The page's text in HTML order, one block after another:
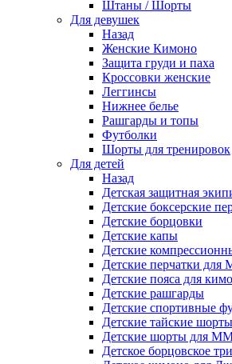
Штаны / Шорты
Для девушек
Назад
Женские Кимоно
Защита груди и паха
Кроссовки женские
Леггинсы
Нижнее белье
Рашгарды и топы
Футболки
Шорты для тренировок
Для детей
Назад
Детская защитная
Детские боксерские
Детские борцовки
Детские капы
Детские
Детские перчатки
Детские пояса для
Детские рашгарды
Детские спортивные
Детские тайские шорты
Детские шорты для
Детское борцовское